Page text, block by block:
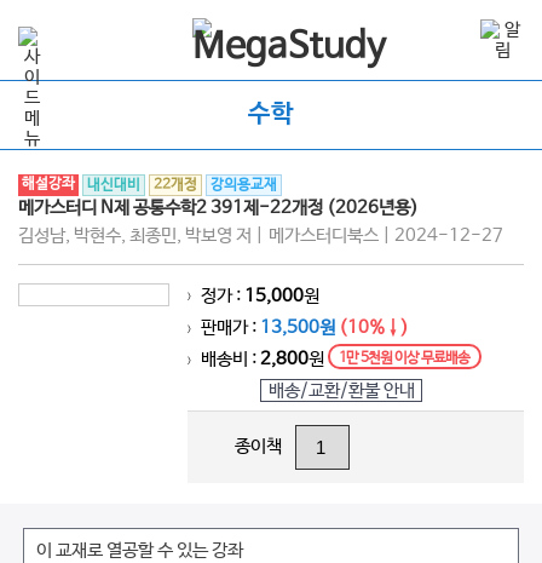
수학
해설강좌 내신대비 22개정 강의용교재
메가스터디 N제 공통수학2 391제-22개정 (2026년용)
김성남, 박현수, 최종민, 박보영 저 | 메가스터디북스 | 2024-12-27
> 정가 : 15,000원
> 판매가 : 13,500원 (10%↓)
> 배송비 :2,800원 1만 5천원 이상 무료배송
배송/교환/환불 안내
종이책
이 교재로 열공할 수 있는 강좌